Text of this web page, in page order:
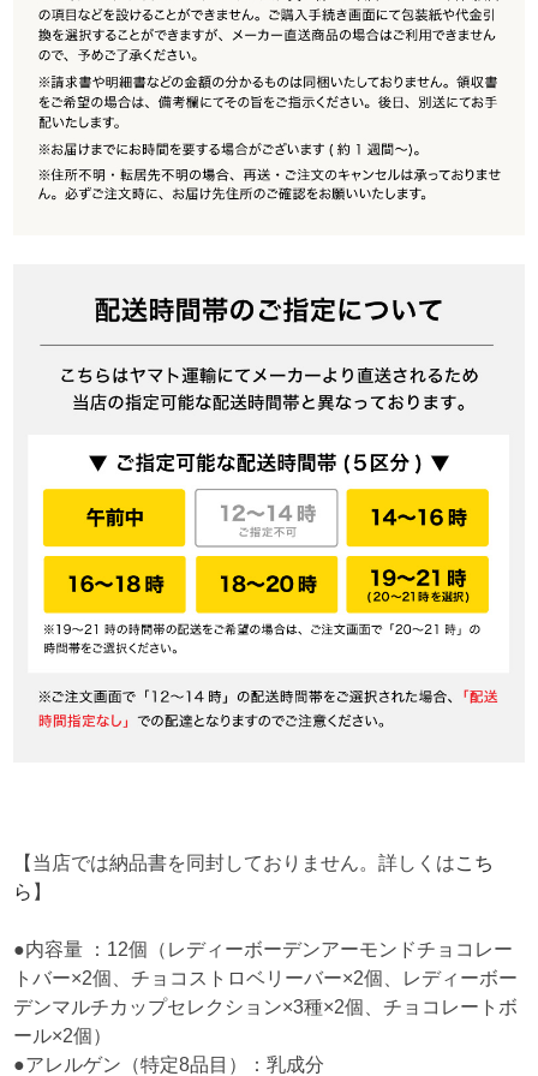
【当店では納品書を同封しておりません。詳しくはこち
ら 】
●内容量 ：12個（レディーボーデンアーモンドチョコレー
トバー×2個、チョコストロベリーバー×2個、レディーボー
デンマルチカップセレクション×3種×2個、チョコレートボ
ール×2個）
●アレルゲン（特定8品目）：乳成分